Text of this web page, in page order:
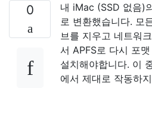
0
내 iMac (SSD 없음)
로 변환했습니다. 모
브를 지우고 네트워
서 APFS로 다시 포
설치해야합니다. 이
에서 제대로 작동하